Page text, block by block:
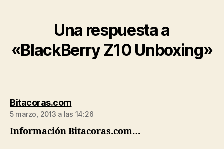
Una respuesta a
«BlackBerry Z10 Unboxing»
Bitacoras.comdice:
5 marzo, 2013 a las 14:26
Información Bitacoras.com…